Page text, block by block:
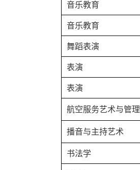
音乐教育
音乐教育
舞蹈表演
表演
表演
航空服务艺术与管理
播音与主持艺术
书法学